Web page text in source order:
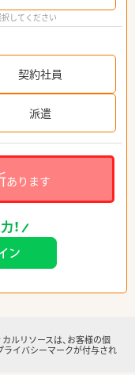
してください
契約社員
派遣
あります
！
ルリソースは、お客様の個
イバシーマークが付与され